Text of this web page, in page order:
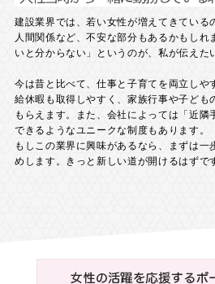
建設業界では、若い女性が増えてきている
人間関係など、不安な部分もあるかもしれ
いと分からない」というのが、私が伝えた
今は昔と比べて、仕事と子育てを両立しや
給休暇も取得しやすく、家族行事や子ども
もらえます。また、会社によっては「近隣
できるようなユニークな制度もあります。
もしこの業界に興味があるなら、まずは一
めします。きっと新しい道が開けるはずで